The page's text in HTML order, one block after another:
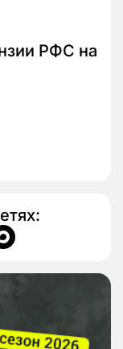
РФС на